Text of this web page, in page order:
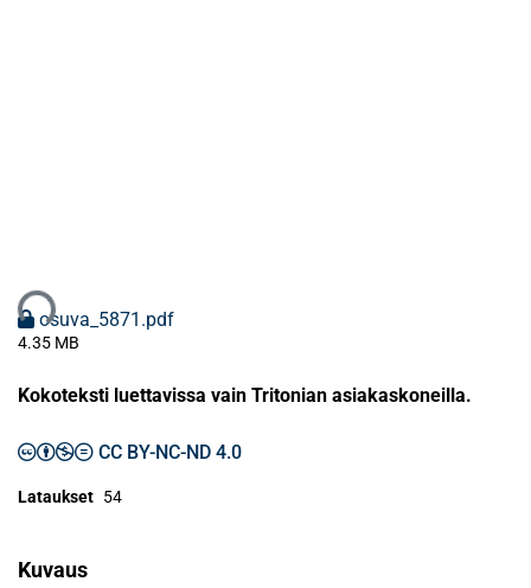
osuva_5871.pdf
4.35 MB
Kokoteksti luettavissa vain Tritonian asiakaskoneilla.
CC BY-NC-ND 4.0
Lataukset 54
Kuvaus